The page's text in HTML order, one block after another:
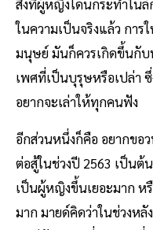
สิ่งที่ผู้หญิงโดนกระทำใน
ในความเป็นจริงแล้ว กา
มนุษย์ มันก็ควรเกิดขึ้นกั
เพศที่เป็นบุรุษหรือเปล่า
อยากจะเล่าให้ทุกคนฟัง
อีกส่วนหนึ่งก็คือ อยากขอ
ต่อสู้ในช่วงปี 2563 เป็น
เป็นผู้หญิงขึ้นเยอะมาก ห
มาก มายด์คิดว่าในช่วงห